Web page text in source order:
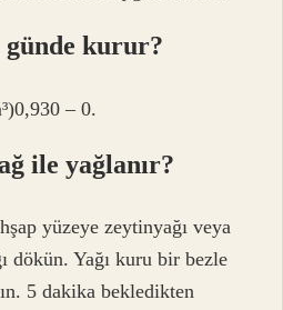
günde kurur?
– 0.
ile yağlanır?
yüzeye zeytinyağı veya
dökün. Yağı kuru bir bezle
5 dakika bekledikten